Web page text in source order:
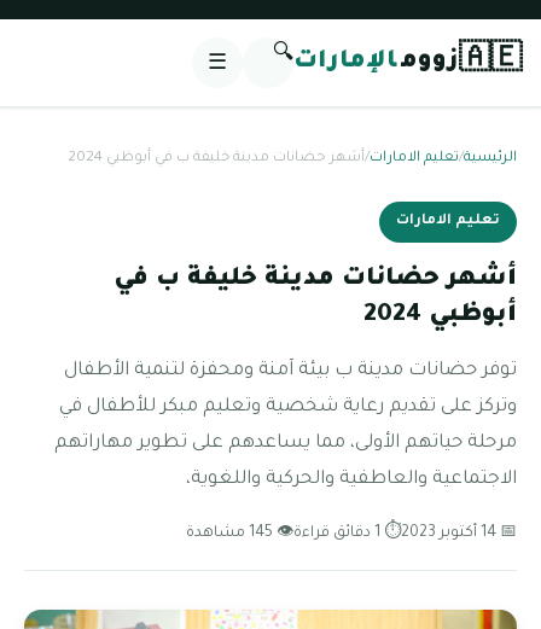
🇦🇪زوومالإمارات🔍
☰
الرئيسية/تعليم الامارات/أشهر حضانات مدينة خليفة ب في أبوظبي 2024
تعليم الامارات
أشهر حضانات مدينة خليفة ب في
أبوظبي 2024
توفر حضانات مدينة ب بيئة آمنة ومحفزة لتنمية الأطفال
وتركز على تقديم رعاية شخصية وتعليم مبكر للأطفال في
مرحلة حياتهم الأولى، مما يساعدهم على تطوير مهاراتهم
الاجتماعية والعاطفية والحركية واللغوية،
📅 14 أكتوبر 2023 ⏱ 1 دقائق قراءة 👁 145 مشاهدة